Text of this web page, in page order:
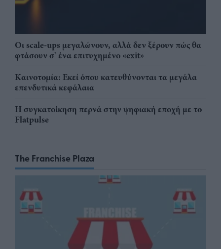
Οι scale-ups μεγαλώνουν, αλλά δεν ξέρουν πώς θα
φτάσουν σ' ένα επιτυχημένο «exit»
Καινοτομία: Εκεί όπου κατευθύνονται τα μεγάλα
επενδυτικά κεφάλαια
Η συγκατοίκηση περνά στην ψηφιακή εποχή με το
Flatpulse
The Franchise Plaza